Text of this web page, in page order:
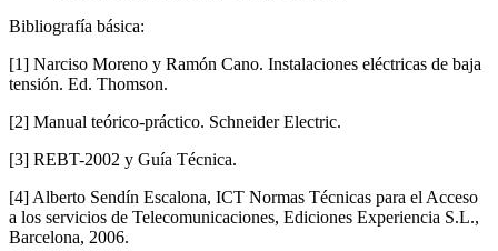
Bibliografía básica:
[1] Narciso Moreno y Ramón Cano. Instalaciones eléctricas de baja
tensión. Ed. Thomson.
[2] Manual teórico-práctico. Schneider Electric.
[3] REBT-2002 y Guía Técnica.
[4] Alberto Sendín Escalona, ICT Normas Técnicas para el Acceso
a los servicios de Telecomunicaciones, Ediciones Experiencia S.L.,
Barcelona, 2006.